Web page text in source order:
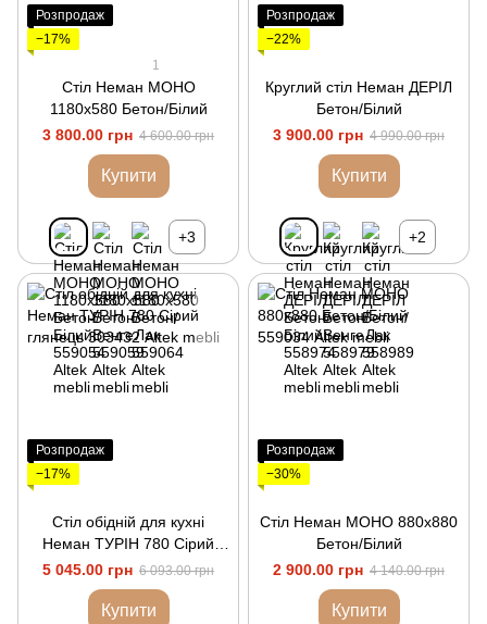
Розпродаж
−17%
1
Стіл Неман МОНО
1180х580 Бетон/Білий
3 800.00 грн 4 600.00 грн
Купити
+3
Розпродаж
−22%
Круглий стіл Неман ДЕРІЛ
Бетон/Білий
3 900.00 грн 4 990.00 грн
Купити
+2
Розпродаж
−17%
Стіл обідній для кухні
Неман ТУРІН 780 Сірий
глянець
5 045.00 грн 6 093.00 грн
Купити
Розпродаж
−30%
Стіл Неман МОНО 880х880
Бетон/Білий
2 900.00 грн 4 140.00 грн
Купити